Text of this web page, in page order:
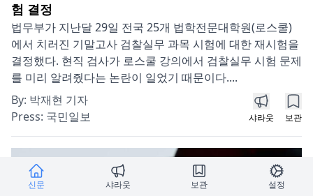
험 결정
법무부가 지난달 29일 전국 25개 법학전문대학원(로스쿨)
에서 치러진 기말고사 검찰실무 과목 시험에 대한 재시험을
결정했다. 현직 검사가 로스쿨 강의에서 검찰실무 시험 문제
를 미리 알려줬다는 논란이 일었기 때문이다....
By: 박재현 기자
Press: 국민일보 샤라웃 보관
신문 샤라웃 보관 설정